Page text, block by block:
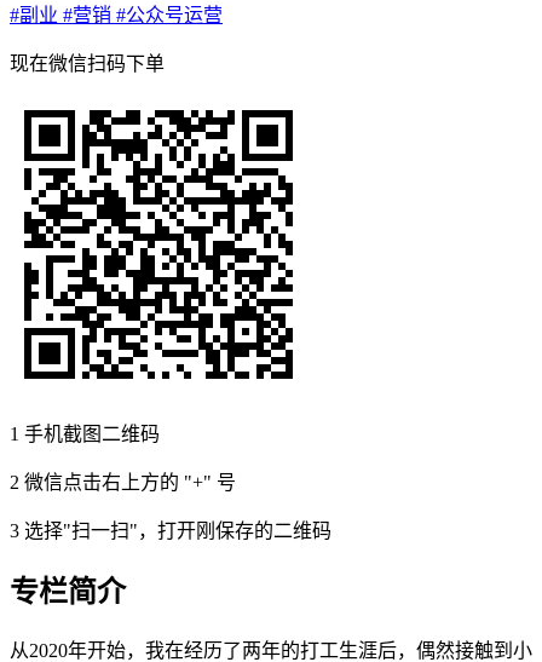
#副业 #营销 #公众号运营
现在微信扫码下单
1 手机截图二维码
2 微信点击右上方的 "+" 号
3 选择"扫一扫"，打开刚保存的二维码
专栏简介
从2020年开始，我在经历了两年的打工生涯后，偶然接触到小